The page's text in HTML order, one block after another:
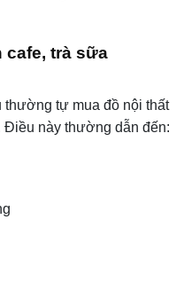
cafe, trà sữa
thường tự mua đồ nội thất
Điều này thường dẫn đến: